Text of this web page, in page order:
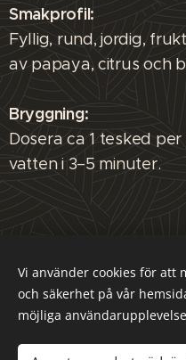
Smakprofil:
Fyllig, rund, jordig,
av papaya, citrus och
Bryggning:
Dosera ca 1 tesked
vatten i 3–5 minuter.
Malmö Tehus -
Vi använder cookies för att
och säkerhet på vår
möjliga